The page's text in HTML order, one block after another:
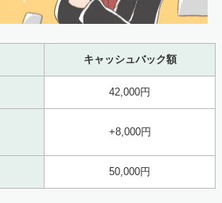
キャッシュバック額
42,000円
+8,000円
50,000円